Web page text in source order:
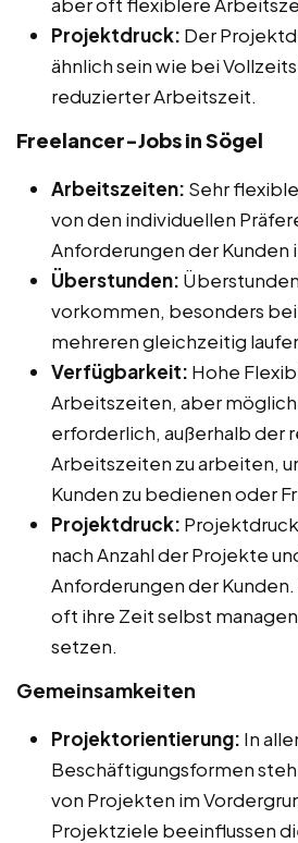
Projektdruck: Der
ähnlich sein wie bei
reduzierter Arbeitszeit.
Freelancer-Jobs in Sögel
Arbeitszeiten: Sehr
von den individuellen
Anforderungen der Kunden
Überstunden:
vorkommen, besonders
mehreren gleichzeitig
Verfügbarkeit: Hohe
Arbeitszeiten, aber
erforderlich, außerhalb der
Arbeitszeiten zu arbeiten,
Kunden zu bedienen oder
Projektdruck:
nach Anzahl der Projekte
Anforderungen der
oft ihre Zeit selbst
setzen.
Gemeinsamkeiten
Projektorientierung: In
Beschäftigungsformen
von Projekten im
Projektziele beeinflussen